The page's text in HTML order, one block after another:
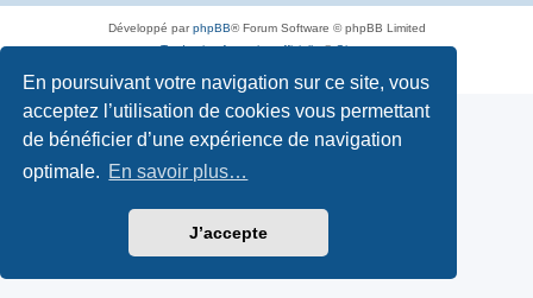
En poursuivant votre navigation sur ce site, vous
acceptez l’utilisation de cookies vous permettant
de bénéficier d’une expérience de navigation
optimale. En savoir plus…
J’accepte
Développé parphpBB® Forum Software © phpBB Limited
Traduction française officielle©Qiaeru